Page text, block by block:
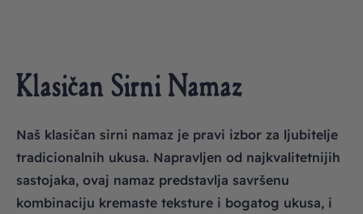
Klasičan Sirni Namaz
Naš klasičan sirni namaz je pravi izbor za ljubitelje
tradicionalnih ukusa. Napravljen od najkvalitetnijih
sastojaka, ovaj namaz predstavlja savršenu
kombinaciju kremaste teksture i bogatog ukusa, i